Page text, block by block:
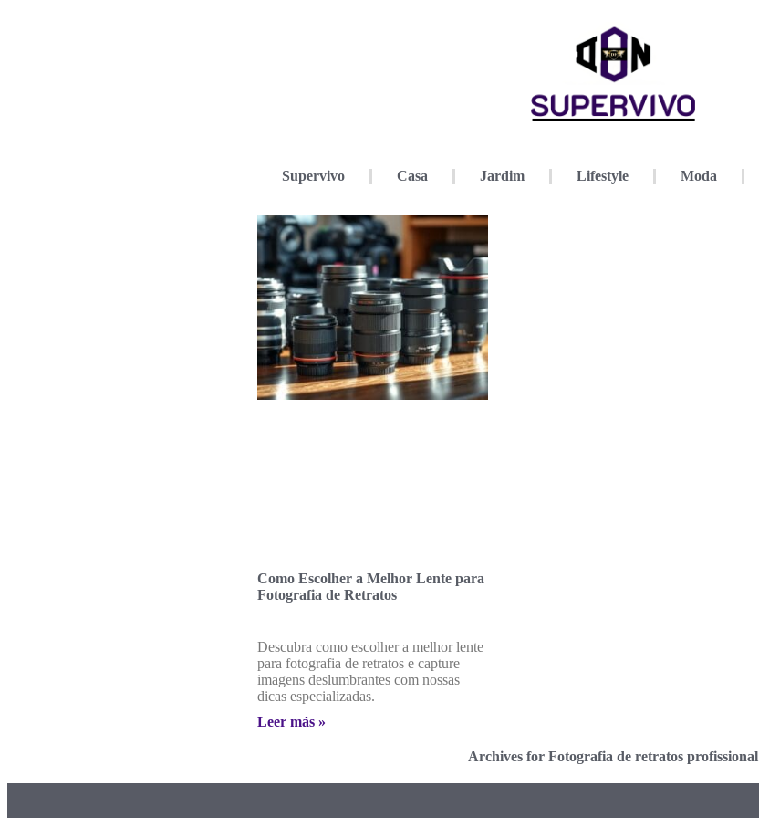
Supervivo Casa Jardim Lifestyle Moda
Como Escolher a Melhor Lente para
Fotografia de Retratos
Descubra como escolher a melhor lente
para fotografia de retratos e capture
imagens deslumbrantes com nossas
dicas especializadas.
Leer más »
Archives for Fotografia de retratos profissional